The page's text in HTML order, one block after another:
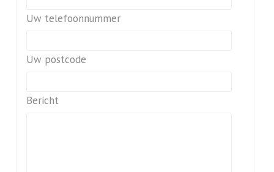
Uw telefoonnummer
Uw postcode
Bericht